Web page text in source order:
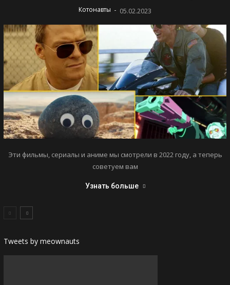
Котонавты - 05.02.2023
Эти фильмы, сериалы и аниме мы смотрели в 2022 году, а теперь
советуем вам
Узнать больше
Tweets by meownauts